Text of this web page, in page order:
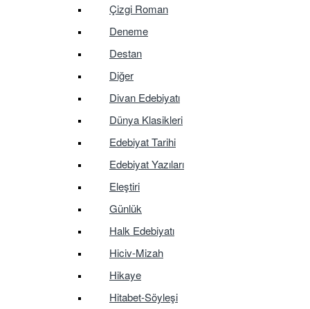
Çizgi Roman
Deneme
Destan
Diğer
Divan Edebiyatı
Dünya Klasikleri
Edebiyat Tarihi
Edebiyat Yazıları
Eleştiri
Günlük
Halk Edebiyatı
Hiciv-Mizah
Hikaye
Hitabet-Söyleşi